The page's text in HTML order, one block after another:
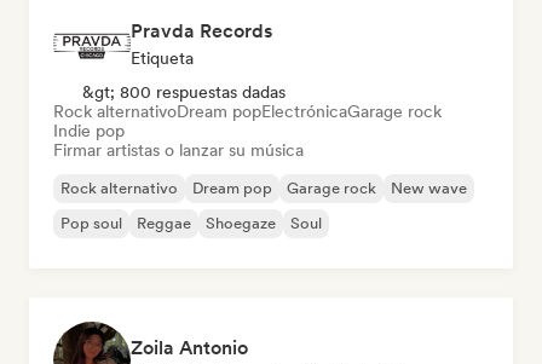
Pravda Records
Etiqueta
&gt; 800 respuestas dadas
Rock alternativoDream popElectrónicaGarage rock
Indie pop
Firmar artistas o lanzar su música
Rock alternativo Dream pop Garage rock
New wave
Pop soul
Reggae Shoegaze Soul
Zoila Antonio